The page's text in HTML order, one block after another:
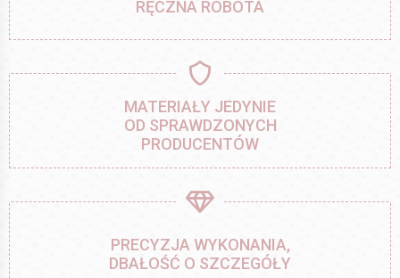
RĘCZNA ROBOTA
MATERIAŁY JEDYNIE
OD SPRAWDZONYCH
PRODUCENTÓW
PRECYZJA WYKONANIA,
DBAŁOŚĆ O SZCZEGÓŁY